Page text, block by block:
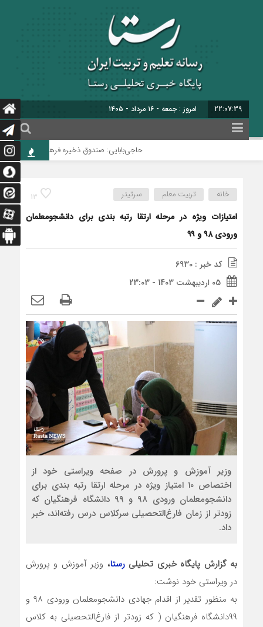
22:07:39 امروز : جمعه - ۱۶ مرداد - ۱۴۰۵
حاجی‌بابایی: صندوق ذخیره فرهنگیان نیازمند
13 خانه تربیت معلم سرتیتر
امتیازات ویژه در مرحله ارتقا رتبه بندی برای دانشجومعلمان
ورودی ۹۸ و ۹۹
کد خبر : 6930
05 اردیبهشت 1403 - 23:03
وزیر آموزش و پرورش در صفحه‌ ویراستی خود از
اختصاص ۱۰ امتياز ویژه در مرحله ارتقا رتبه بندی برای
دانشجومعلمان ورودی ۹۸ و ۹۹ دانشگاه‌ فرهنگیان که
زودتر از زمان فارغ‌التحصیلی سرکلاس درس رفته‌اند، خبر
داد.
به گزارش پایگاه خبری تحلیلیرستا، وزیر آموزش و پرورش
در ویراستی خود نوشت:
به منظور تقدیر از اقدام جهادی دانشجومعلمان ورودی ۹۸ و
۹۹دانشگاه فرهنگیان ( که زودتر از فارغ‌التحصیلی به کلاس